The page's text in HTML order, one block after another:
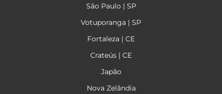
São Paulo | SP
Votuporanga | SP
Fortaleza | CE
Crateús | CE
Japão
Nova Zelândia